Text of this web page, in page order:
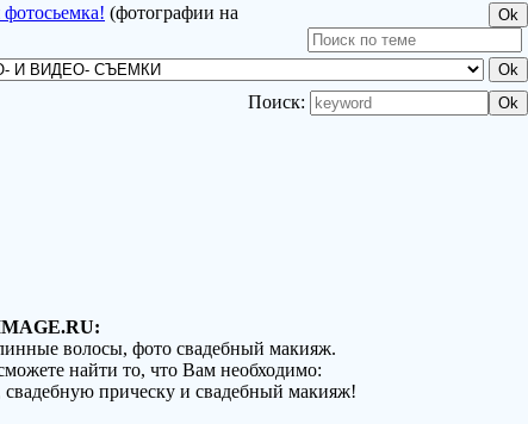
фотосьемка! (фотографии на
Поиск:
волосы, фото свадебный макияж.
найти то, что Вам необходимо:
свадебную прическу и свадебный макияж!